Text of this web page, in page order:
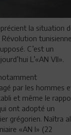
la situation
Révolution
C’est un
L’«AN VII».
par les hommes
et même le
ont adopté un
grégorien. Naîtra
«AN I» (22